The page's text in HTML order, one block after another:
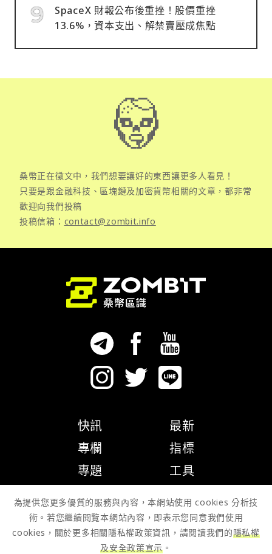
SpaceX 財報公布後重挫！股價重挫
13.6%，資本支出、解禁賣壓成焦點
桑幣正在徵文中，我們想要讓好的東西讓更多人看見！
只要是跟金融科技、區塊鏈及加密貨幣相關的文章，都非常
歡迎向我們投稿
投稿信箱： contact@zombit.info
快訊
專欄
專題
最新
指標
工具
為提供您更多優質的服務與內容，本網站使用 cookies 分析技
術。若您繼續閱覽本網站內容，即表示您同意我們使用
cookies，關於更多相關隱私權政策資訊，請閱讀我們的隱私權
及安全政策宣示 。